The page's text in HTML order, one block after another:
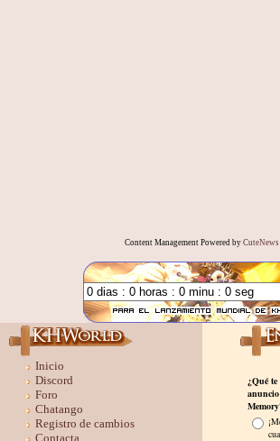
Content Management Powered byCuteNews
Inicio
Discord
Foro
Chatango
Registro de cambios
Contacta